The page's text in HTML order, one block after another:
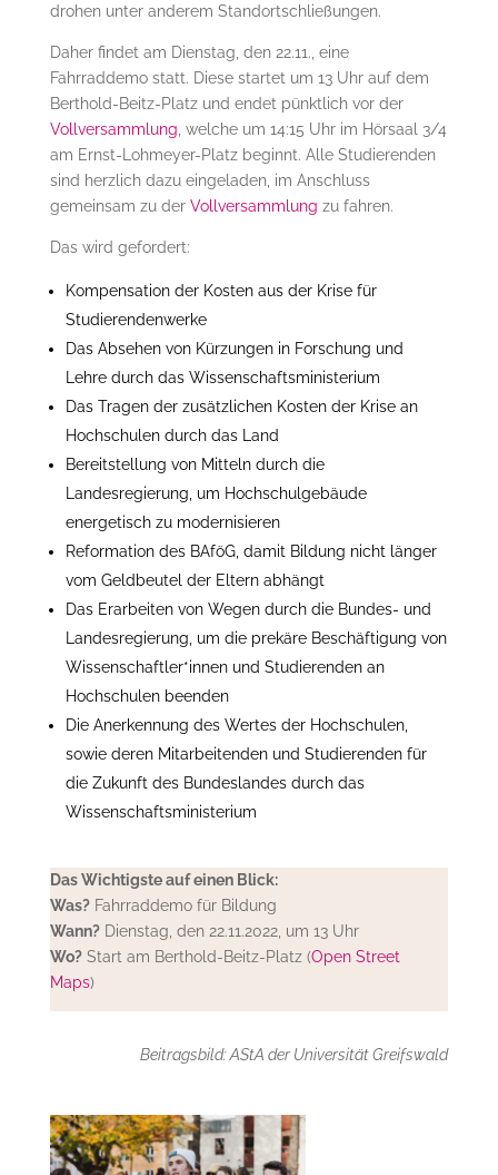
drohen unter anderem Standortschließungen.
Daher findet am Dienstag, den 22.11., eine
Fahrraddemo statt. Diese startet um 13 Uhr auf dem
Berthold-Beitz-Platz und endet pünktlich vor der
Vollversammlung , welche um 14:15 Uhr im Hörsaal 3/4
am Ernst-Lohmeyer-Platz beginnt. Alle Studierenden
sind herzlich dazu eingeladen, im Anschluss
gemeinsam zu der Vollversammlung zu fahren.
Das wird gefordert:
Kompensation der Kosten aus der Krise für
Studierendenwerke
Das Absehen von Kürzungen in Forschung und
Lehre durch das Wissenschaftsministerium
Das Tragen der zusätzlichen Kosten der Krise an
Hochschulen durch das Land
Bereitstellung von Mitteln durch die
Landesregierung, um Hochschulgebäude
energetisch zu modernisieren
Reformation des BAföG, damit Bildung nicht länger
vom Geldbeutel der Eltern abhängt
Das Erarbeiten von Wegen durch die Bundes- und
Landesregierung, um die prekäre Beschäftigung von
Wissenschaftler*innen und Studierenden an
Hochschulen beenden
Die Anerkennung des Wertes der Hochschulen,
sowie deren Mitarbeitenden und Studierenden für
die Zukunft des Bundeslandes durch das
Wissenschaftsministerium
Das Wichtigste auf einen Blick:
Was?Fahrraddemo für Bildung
Wann?Dienstag, den 22.11.2022, um 13 Uhr
Wo?Start am Berthold-Beitz-Platz (Open Street
Maps)
Beitragsbild: AStA der Universität Greifswald